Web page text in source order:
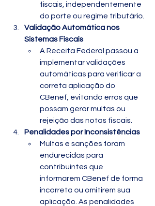
fiscais, independentemente
do porte ou regime tributário.
Validação Automática nos
Sistemas Fiscais
A Receita Federal passou a
implementar validações
automáticas para verificar a
correta aplicação do
CBenef, evitando erros que
possam gerar multas ou
rejeição das notas fiscais.
Penalidades por Inconsistências
Multas e sanções foram
endurecidas para
contribuintes que
informarem CBenef de forma
incorreta ou omitirem sua
aplicação. As penalidades